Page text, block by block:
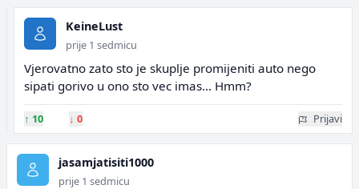
KeineLust
prije 1 sedmicu
Vjerovatno zato sto je skuplje promijeniti auto nego
sipati gorivo u ono sto vec imas... Hmm?
↑ 10 ↓ 0 Prijavi
jasamjatisiti1000
prije 1 sedmicu